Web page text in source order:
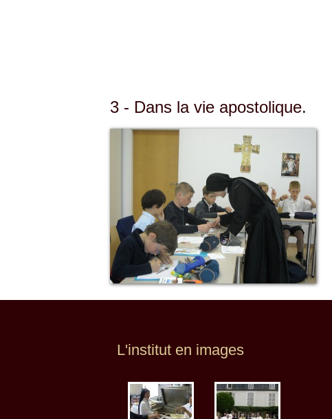
3 - Dans la vie apostolique.
L'institut en images